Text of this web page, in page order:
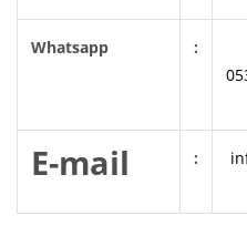
Whatsapp
:
E-mail :